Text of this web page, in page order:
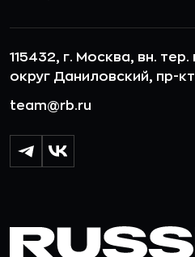
115432, г. Москва, вн.
округ Даниловский, пр-
team@rb.ru